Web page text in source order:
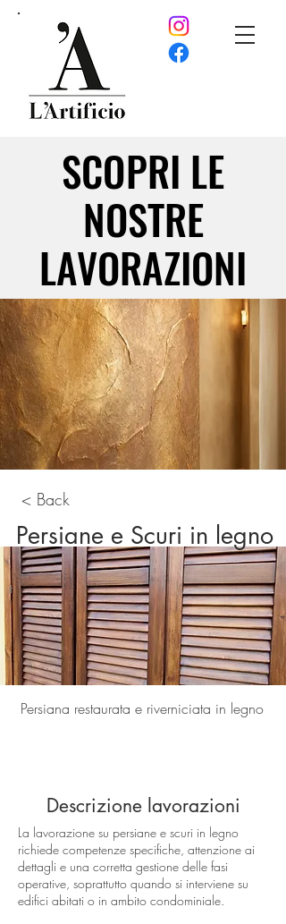
SCOPRI LE
NOSTRE
LAVORAZIONI
SCOPRI LE
NOSTRE
LAVORAZIONI
< Back
Persiane e Scuri in legno
Persiana restaurata e riverniciata in legno
Descrizione lavorazioni
La lavorazione su persiane e scuri in legno
richiede competenze specifiche, attenzione ai
dettagli e una corretta gestione delle fasi
operative, soprattutto quando si interviene su
edifici abitati o in ambito condominiale.